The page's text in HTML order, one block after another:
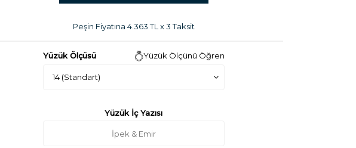
Peşin Fiyatına 4.363 TL x 3 Taksit
Yüzük Ölçüsü Yüzük Ölçünü Öğren
Yüzük İç Yazısı